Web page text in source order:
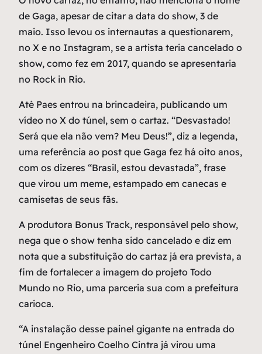
de Gaga, apesar de citar a data do show, 3 de
maio. Isso levou os internautas a questionarem,
no X e no Instagram, se a artista teria cancelado o
show, como fez em 2017, quando se apresentaria
no Rock in Rio.
Até Paes entrou na brincadeira, publicando um
vídeo no X do túnel, sem o cartaz. “Desvastado!
Será que ela não vem? Meu Deus!”, diz a legenda,
uma referência ao post que Gaga fez há oito anos,
com os dizeres “Brasil, estou devastada”, frase
que virou um meme, estampado em canecas e
camisetas de seus fãs.
A produtora Bonus Track, responsável pelo show,
nega que o show tenha sido cancelado e diz em
nota que a substituição do cartaz já era prevista, a
fim de fortalecer a imagem do projeto Todo
Mundo no Rio, uma parceria sua com a prefeitura
carioca.
“A instalação desse painel gigante na entrada do
túnel Engenheiro Coelho Cintra já virou uma